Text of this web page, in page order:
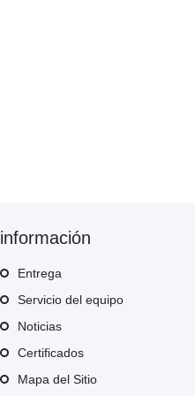
información
Entrega
Servicio del equipo
Noticias
Certificados
Mapa del Sitio